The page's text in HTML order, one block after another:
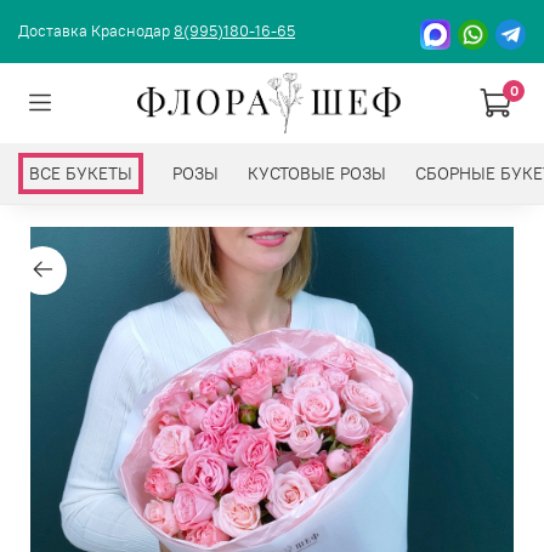
Доставка Краснодар8(995)180-16-65
0
ВСЕ БУКЕТЫ РОЗЫ КУСТОВЫЕ РОЗЫ СБОРНЫЕ